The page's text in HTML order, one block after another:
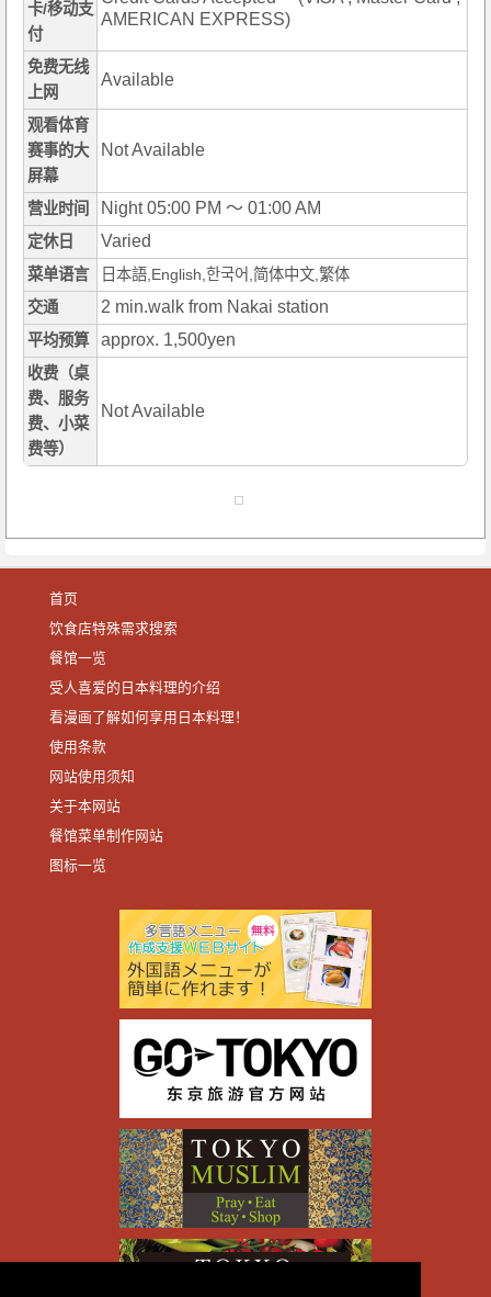
卡/移动支
付
AMERICAN EXPRESS)
免费无线
上网
Available
观看体育
赛事的大
屏幕
Not Available
营业时间 Night 05:00 PM ～ 01:00 AM
定休日 Varied
菜单语言
日本語,English,한국어,简体中文,繁体
交通
2 min.walk from Nakai station
平均预算 approx. 1,500yen
收费（桌
费、服务
费、小菜
费等）
Not Available
首页
饮食店特殊需求搜索
餐馆一览
受人喜爱的日本料理的介绍
看漫画了解如何享用日本料理！
使用条款
网站使用须知
关于本网站
餐馆菜单制作网站
图标一览